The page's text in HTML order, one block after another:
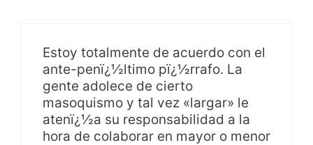
Estoy totalmente de acuerdo con el
ante-penï¿½ltimo pï¿½rrafo. La
gente adolece de cierto
masoquismo y tal vez «largar» le
atenï¿½a su responsabilidad a la
hora de colaborar en mayor o menor